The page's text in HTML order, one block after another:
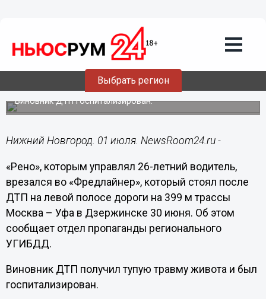
Выбрать регион
Автомобиль «Рено» врезался в
стоящий после ДТП «Фредлайнер» в
Виновник ДТП госпитализирован.
Нижний Новгород. 01 июля. NewsRoom24.ru -
«Рено», которым управлял 26-летний водитель,
врезался во «Фредлайнер», который стоял после
ДТП на левой полосе дороги на 399 м трассы
Москва – Уфа в Дзержинске 30 июня. Об этом
сообщает отдел пропаганды регионального
УГИБДД.
Виновник ДТП получил тупую травму живота и был
госпитализирован.